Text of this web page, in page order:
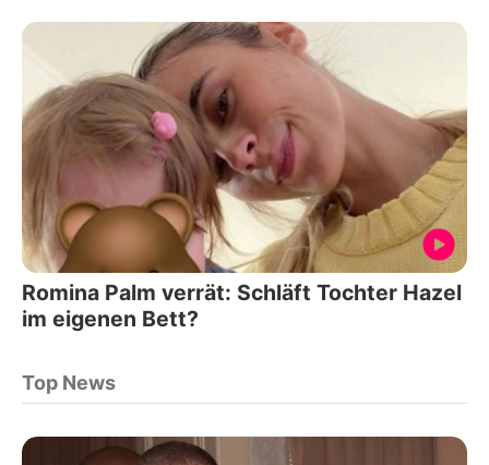
Romina Palm verrät: Schläft Tochter Hazel
im eigenen Bett?
Top News